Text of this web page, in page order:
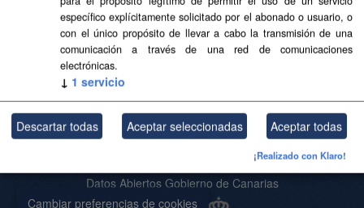
Cambiar preferencias de cookies
Usted también puede acceder a este registro utilizando losAPI(ver
API Docs).
Acerca de SITCAN Open Data
Datos Abiertos Gobierno de Canarias
específico explícitamente solicitado por el abonado o usuario, o
con el único propósito de llevar a cabo la transmisión de una
comunicación a través de una red de comunicaciones
electrónicas.
↓ 1 servicio
Descartar todas Aceptar seleccionadas Aceptar todas
¡Realizado con Klaro!